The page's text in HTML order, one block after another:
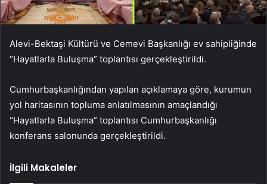
Alevi-Bektaşi Kültürü ve Cemevi Başkanlığı ev sahipliğinde
“Hayatlarla Buluşma” toplantısı gerçekleştirildi.
Cumhurbaşkanlığından yapılan açıklamaya göre, kurumun
yol haritasının topluma anlatılmasının amaçlandığı
“Hayatlarla Buluşma” toplantısı Cumhurbaşkanlığı
konferans salonunda gerçekleştirildi.
İlgili Makaleler